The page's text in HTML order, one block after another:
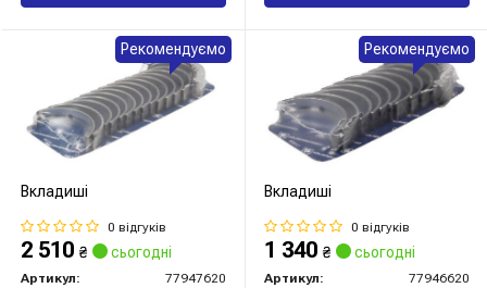
Вкладиші
0 відгуків
2 510 ₴ сьогодні
Артикул:
77947620
Рекомендуємо
Вкладиші
0 відгуків
1 340 ₴ сьогодні
Артикул:
77946620
Рекомендуємо